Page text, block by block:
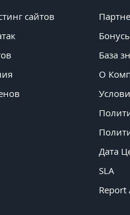
сайтов
База
О
Дата
SLA
Report